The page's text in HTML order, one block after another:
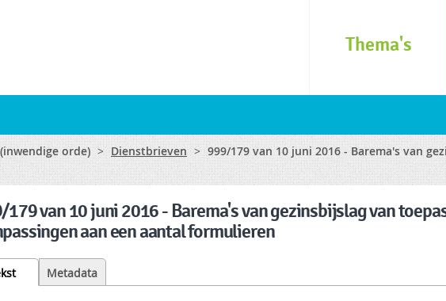
Thema's
orde) > Dienstbrieven > 999/179 van 10 juni 2016 - Barema's van
179 van 10 juni 2016 - Barema's van gezinsbijslag van
aan een aantal formulieren
(activeMetadata